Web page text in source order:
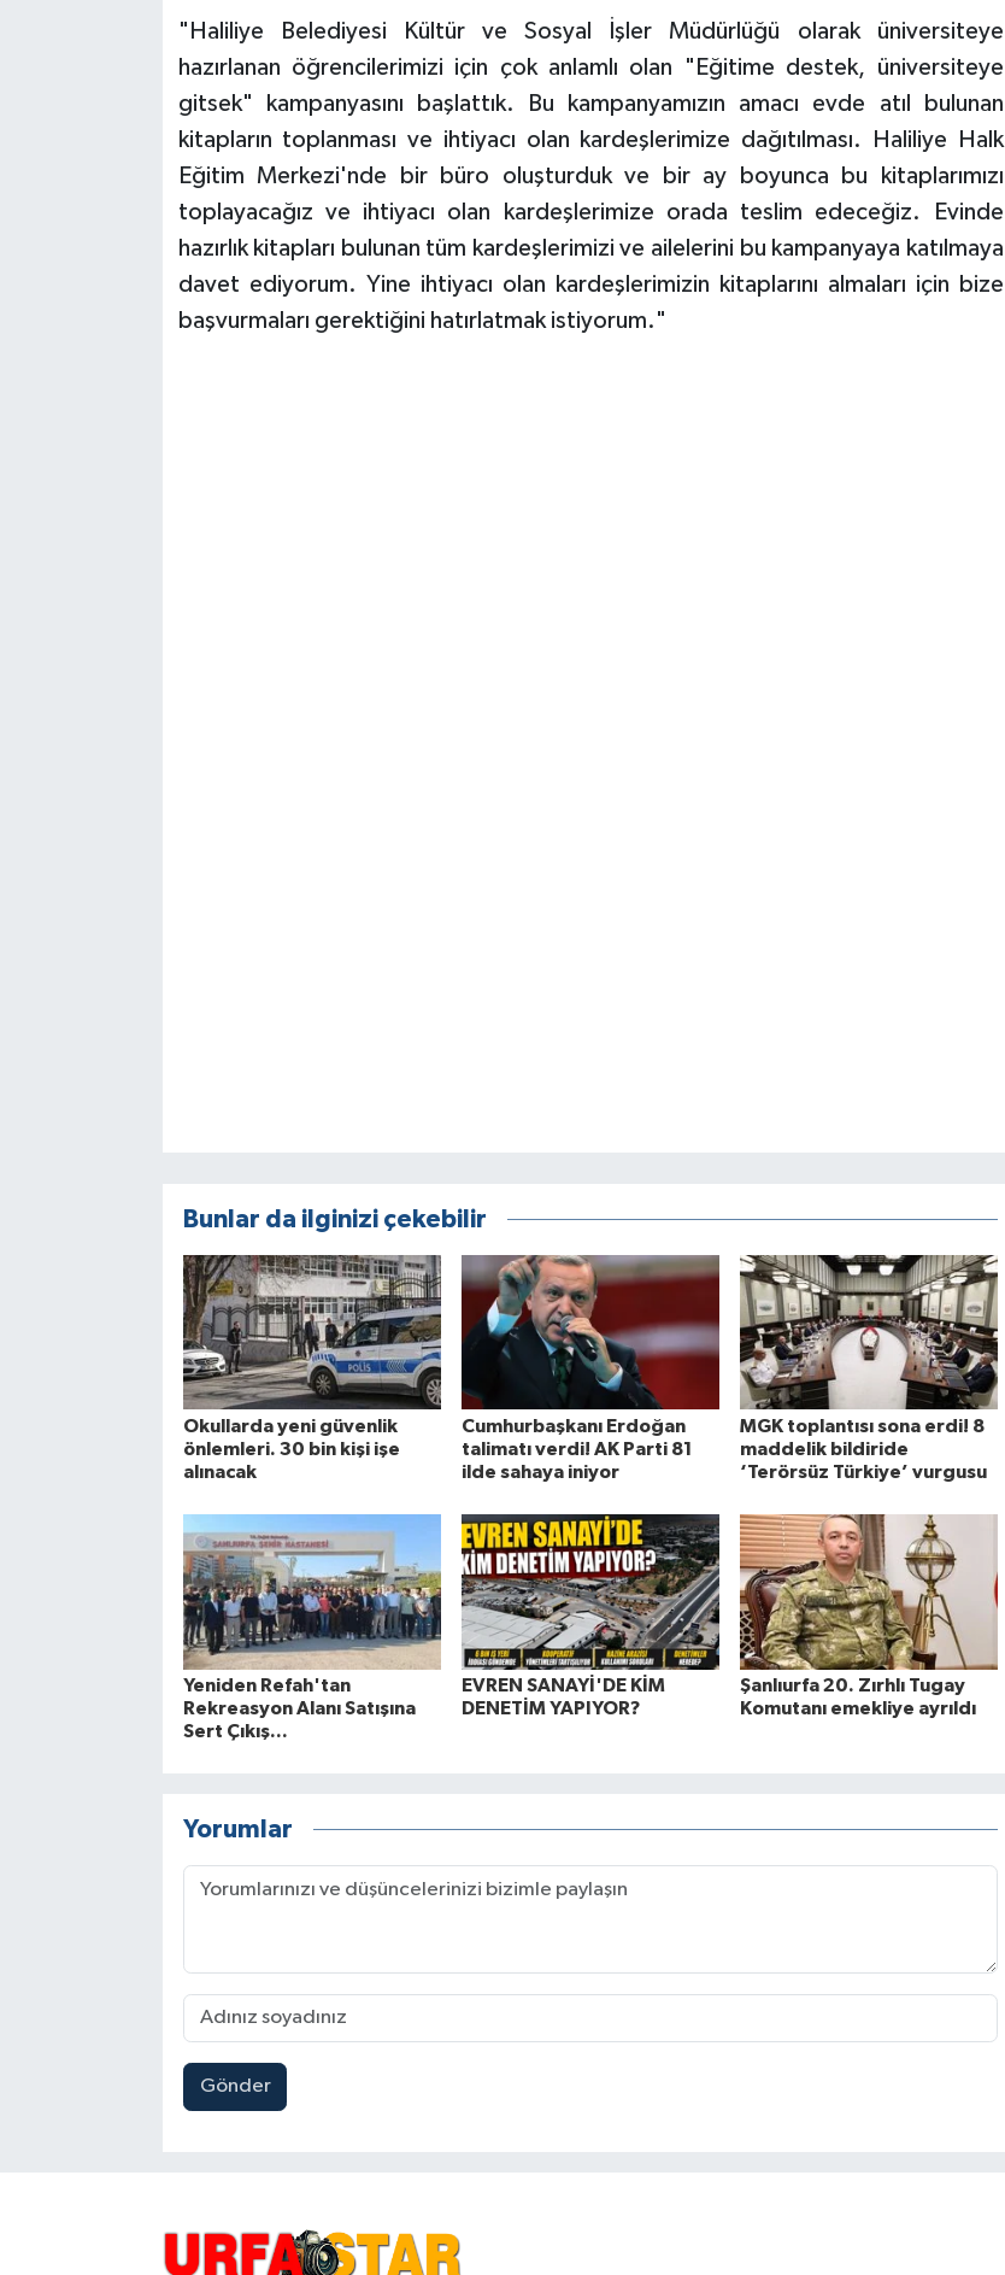
"Haliliye Belediyesi Kültür ve Sosyal İşler Müdürlüğü olarak üniversiteye
hazırlanan öğrencilerimizi için çok anlamlı olan "Eğitime destek, üniversiteye
gitsek" kampanyasını başlattık. Bu kampanyamızın amacı evde atıl bulunan
kitapların toplanması ve ihtiyacı olan kardeşlerimize dağıtılması. Haliliye Halk
Eğitim Merkezi'nde bir büro oluşturduk ve bir ay boyunca bu kitaplarımızı
toplayacağız ve ihtiyacı olan kardeşlerimize orada teslim edeceğiz. Evinde
hazırlık kitapları bulunan tüm kardeşlerimizi ve ailelerini bu kampanyaya katılmaya
davet ediyorum. Yine ihtiyacı olan kardeşlerimizin kitaplarını almaları için bize
başvurmaları gerektiğini hatırlatmak istiyorum."
Bunlar da ilginizi çekebilir
Okullarda yeni güvenlik
önlemleri. 30 bin kişi işe
alınacak
Cumhurbaşkanı Erdoğan
talimatı verdi! AK Parti 81
ilde sahaya iniyor
MGK toplantısı sona erdi! 8
maddelik bildiride
‘Terörsüz Türkiye’ vurgusu
Yeniden Refah'tan
Rekreasyon Alanı Satışına
Sert Çıkış...
EVREN SANAYİ'DE KİM
DENETİM YAPIYOR?
Şanlıurfa 20. Zırhlı Tugay
Komutanı emekliye ayrıldı
Yorumlar
Gönder